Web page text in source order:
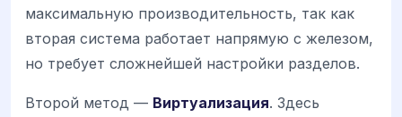
максимальную производительность, так как
вторая система работает напрямую с железом,
но требует сложнейшей настройки разделов.
Второй метод — Виртуализация. Здесь